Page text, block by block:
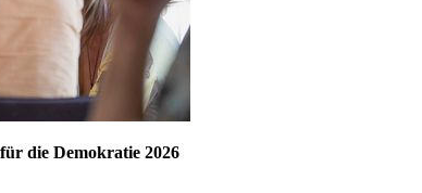
die Demokratie 2026